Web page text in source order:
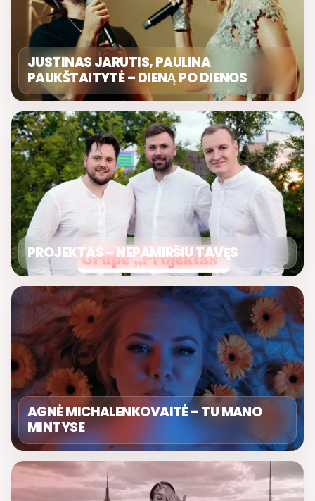
JUSTINAS JARUTIS, PAULINA
PAUKŠTAITYTĖ – DIENĄ PO DIENOS
PROJEKTAS – NEPAMIRŠIU TAVĘS
AGNĖ MICHALENKOVAITĖ – TU MANO
MINTYSE